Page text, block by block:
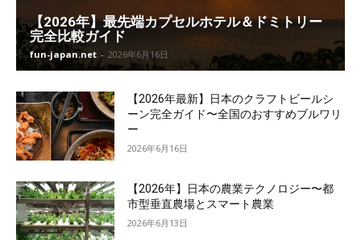
【2026年】最先端カプセルホテル＆ドミトリー
完全比較ガイド
fun-japan.net - 2026年6月16日
【2026年最新】日本のクラフトビールシ
ーン完全ガイド〜全国のおすすめブルワリ
ー
2026年6月16日
【2026年】日本の農業テクノロジー〜都
市型垂直農場とスマート農業
2026年6月13日